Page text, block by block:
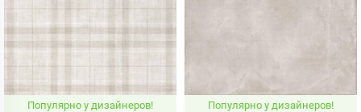
Популярно у дизайнеров! Популярно у дизайнеров!